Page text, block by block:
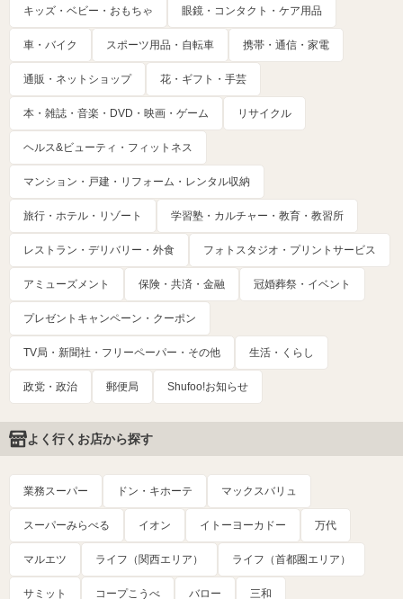
キッズ・ベビー・おもちゃ 眼鏡・コンタクト・ケア用品
車・バイク スポーツ用品・自転車 携帯・通信・家電
通販・ネットショップ 花・ギフト・手芸
本・雑誌・音楽・DVD・映画・ゲーム リサイクル
ヘルス&ビューティ・フィットネス
マンション・戸建・リフォーム・レンタル収納
旅行・ホテル・リゾート 学習塾・カルチャー・教育・教習所
レストラン・デリバリー・外食 フォトスタジオ・プリントサービス
アミューズメント 保険・共済・金融 冠婚葬祭・イベント
プレゼントキャンペーン・クーポン
TV局・新聞社・フリーペーパー・その他 生活・くらし
政党・政治 郵便局 Shufoo!お知らせ
よく行くお店から探す
業務スーパー ドン・キホーテ マックスバリュ
スーパーみらべる イオン イトーヨーカドー 万代
マルエツ ライフ（関西エリア） ライフ（首都圏エリア）
サミット コープこうべ バロー 三和